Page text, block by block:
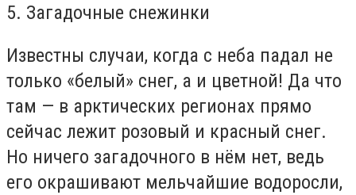
5. Загадочные снежинки
Известны случаи, когда с неба падал не
только «белый» снег, а и цветной! Да что
там — в арктических регионах прямо
сейчас лежит розовый и красный снег.
Но ничего загадочного в нём нет, ведь
его окрашивают мельчайшие водоросли,